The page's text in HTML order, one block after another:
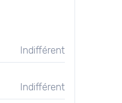
Indifférent
Indifférent